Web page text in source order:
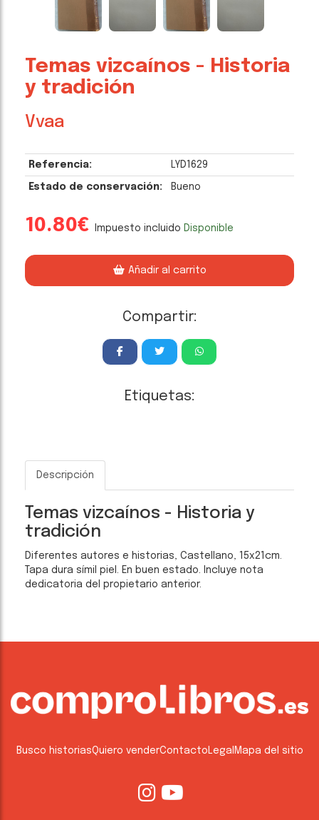
Temas vizcaínos - Historia
y tradición
Vvaa
Referencia: LYD1629
Estado de conservación: Bueno
10.80€ Impuesto incluido Disponible
Añadir al carrito
Compartir:
Etiquetas:
Descripción
Temas vizcaínos - Historia y
tradición
Diferentes autores e historias, Castellano, 15x21cm.
Tapa dura símil piel. En buen estado. Incluye nota
dedicatoria del propietario anterior.
Busco historiasQuiero venderContacto Legal Mapa del sitio